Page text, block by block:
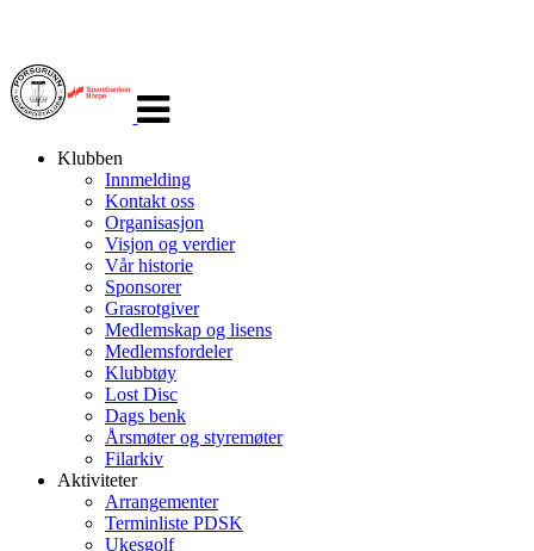
navigasjon
Klubben
Innmelding
Kontakt oss
Organisasjon
Visjon og verdier
Vår historie
Sponsorer
Grasrotgiver
Medlemskap og lisens
Medlemsfordeler
Klubbtøy
Lost Disc
Dags benk
Årsmøter og styremøter
Filarkiv
Aktiviteter
Arrangementer
Terminliste PDSK
Ukesgolf